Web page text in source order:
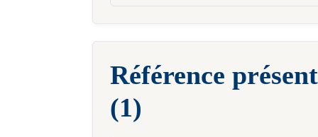
Référence
(1)